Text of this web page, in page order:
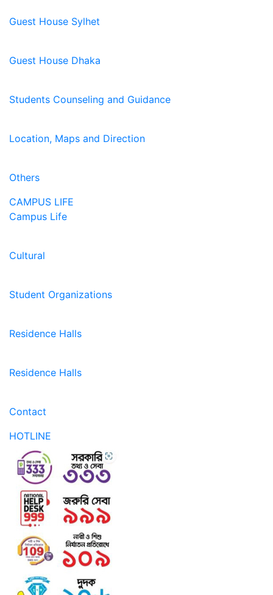
Guest House Sylhet
Guest House Dhaka
Students Counseling and Guidance
Location, Maps and Direction
Others
CAMPUS LIFE
Campus Life
Cultural
Student Organizations
Residence Halls
Residence Halls
Contact
HOTLINE